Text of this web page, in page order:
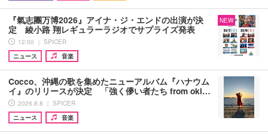
『氣志團万博2026』アイナ・ジ・エンドの出演が決
定 綾小路 翔レギュラーラジオでサプライズ発表
12:00 ｜ SPICER
ニュース
音楽
NEW
Cocco、沖縄の歌を集めたニューアルバム『ハナウム
イ』のリリースが決定 「強く儚い者たち from oki…
2026.8.8 ｜ SPICER
ニュース
音楽